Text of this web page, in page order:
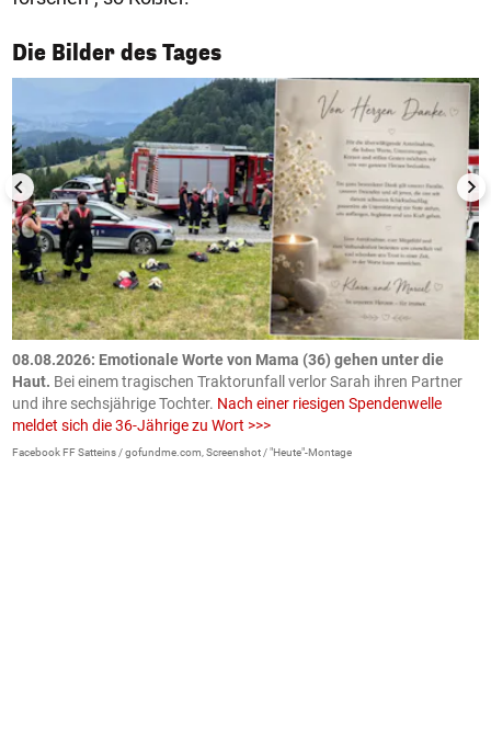
Die Bilder des Tages
1/50
08.08.2026: Emotionale Worte von Mama (36) gehen unter die
Haut. Bei einem tragischen Traktorunfall verlor Sarah ihren Partner
und ihre sechsjährige Tochter. Nach einer riesigen Spendenwelle
meldet sich die 36-Jährige zu Wort >>>
Facebook FF Satteins / gofundme.com, Screenshot / "Heute"-Montage